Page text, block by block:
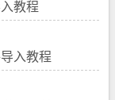
教程
入教程